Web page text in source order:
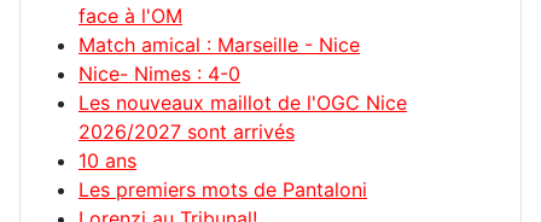
face à l'OM
Match amical : Marseille - Nice
Nice- Nimes : 4-0
Les nouveaux maillot de l'OGC Nice
2026/2027 sont arrivés
10 ans
Les premiers mots de Pantaloni